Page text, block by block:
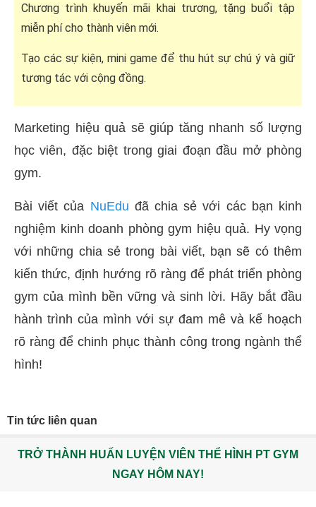
Chương trình khuyến mãi khai trương, tặng buổi tập
miễn phí cho thành viên mới.
Tạo các sự kiện, mini game để thu hút sự chú ý và giữ
tương tác với cộng đồng.
Marketing hiệu quả sẽ giúp tăng nhanh số lượng
học viên, đặc biệt trong giai đoạn đầu mở phòng
gym.
Bài viết của NuEdu đã chia sẻ với các bạn kinh
nghiệm kinh doanh phòng gym hiệu quả. Hy vọng
với những chia sẻ trong bài viết, bạn sẽ có thêm
kiến thức, định hướng rõ ràng để phát triển phòng
gym của mình bền vững và sinh lời. Hãy bắt đầu
hành trình của mình với sự đam mê và kế hoạch
rõ ràng để chinh phục thành công trong ngành thể
hình!
Tin tức liên quan
TRỞ THÀNH HUẤN LUYỆN VIÊN THỂ HÌNH PT GYM
NGAY HÔM NAY!